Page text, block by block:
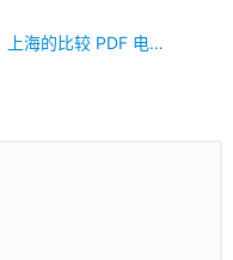
城市更新制度建设：广州、深圳、上海的比较 PDF 电子版